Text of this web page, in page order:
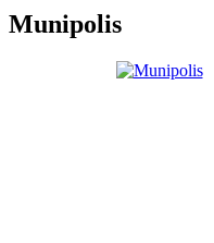
Munipolis